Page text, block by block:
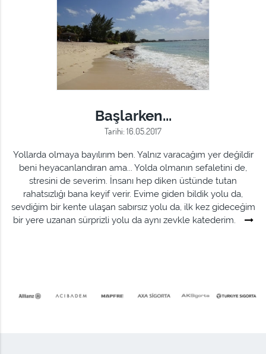
Başlarken...
Tarihi: 16.05.2017
Yollarda olmaya bayılırım ben. Yalnız varacağım yer değildir
beni heyacanlandıran ama... Yolda olmanın sefaletini de,
stresini de severim. İnsanı hep diken üstünde tutan
rahatsızlığı bana keyif verir. Evime giden bildik yolu da,
sevdiğim bir kente ulaşan sabırsız yolu da, ilk kez gideceğim
bir yere uzanan sürprizli yolu da aynı zevkle katederim.